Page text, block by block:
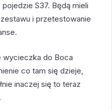
S37. Będą mieli
i przetestowanie
wycieczka do Boca
co tam się dzieje,
inaczej się to teraz